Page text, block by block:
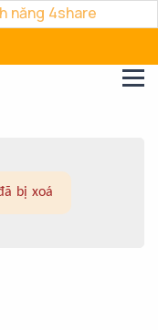
năng 4share
bị xoá